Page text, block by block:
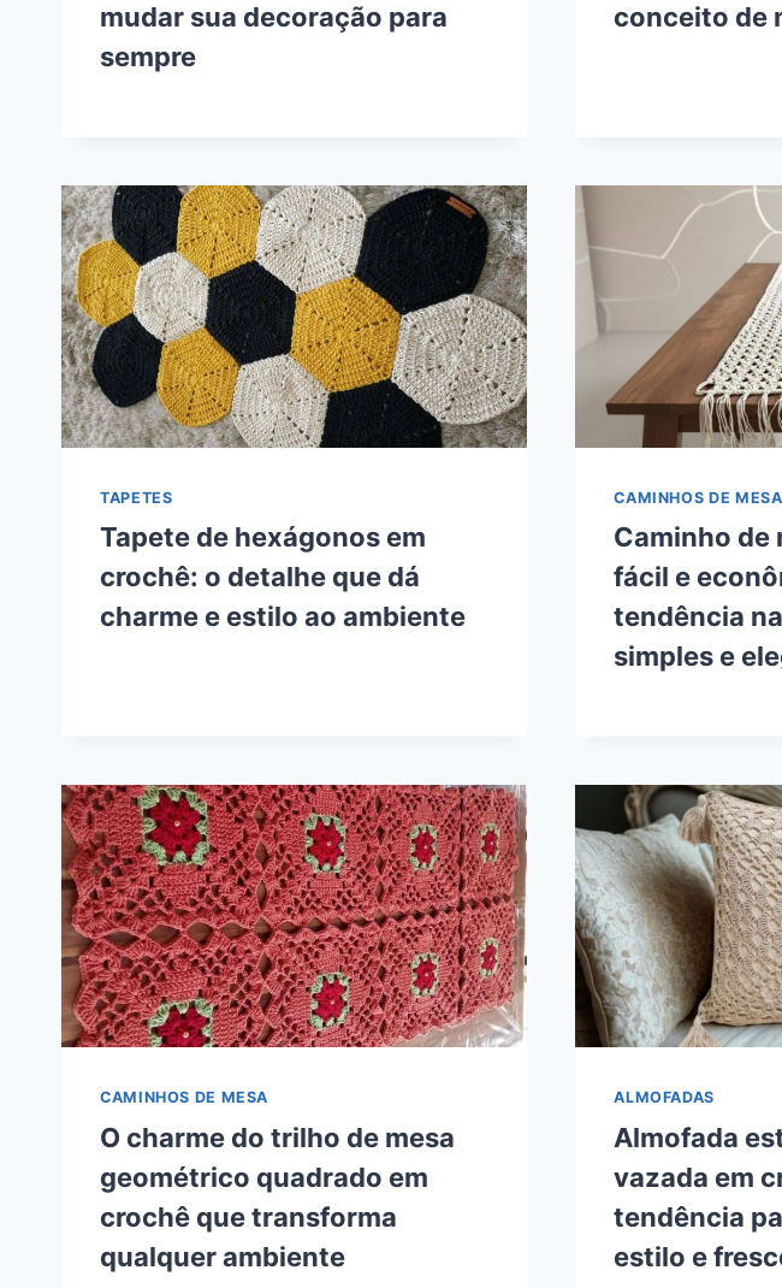
mudar sua decoração para
sempre
conceito de
TAPETES
Tapete de hexágonos em
crochê: o detalhe que dá
charme e estilo ao ambiente
CAMINHOS DE MESA
Caminho de
fácil e
tendência
simples e
CAMINHOS DE MESA
O charme do trilho de mesa
geométrico quadrado em
crochê que transforma
qualquer ambiente
ALMOFADAS
Almofada
vazada em
tendência
estilo e